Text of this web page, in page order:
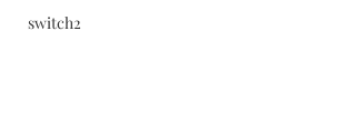
switch2